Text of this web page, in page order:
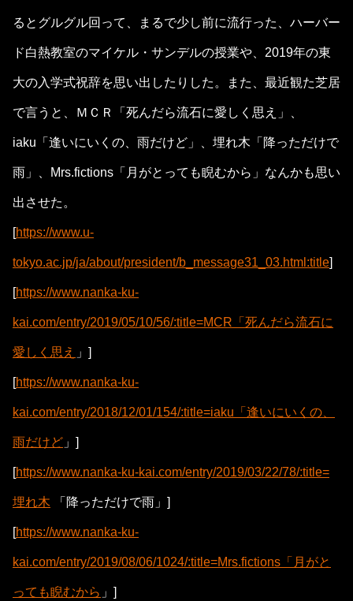
るとグルグル回って、まるで少し前に流行った、ハーバー
ド白熱教室のマイケル・サンデルの授業や、2019年の東
大の入学式祝辞を思い出したりした。また、最近観た芝居
で言うと、ＭＣＲ「死んだら流石に愛しく思え」、
iaku「逢いにいくの、雨だけど」、埋れ木「降っただけで
雨」、Mrs.fictions「月がとっても睨むから」なんかも思い
出させた。
[https://www.u-
tokyo.ac.jp/ja/about/president/b_message31_03.html:title]
[https://www.nanka-ku-
kai.com/entry/2019/05/10/56/:title=MCR「死んだら流石に
愛しく思え 」]
[https://www.nanka-ku-
kai.com/entry/2018/12/01/154/:title=iaku「逢いにいくの、
雨だけど 」]
[https://www.nanka-ku-kai.com/entry/2019/03/22/78/:title=
埋れ木 「降っただけで雨」]
[https://www.nanka-ku-
kai.com/entry/2019/08/06/1024/:title=Mrs.fictions「月がと
っても睨むから 」]